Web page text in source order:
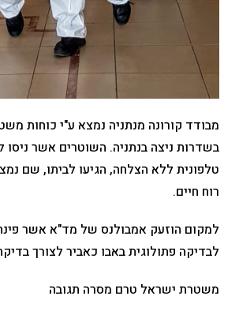
מבודד קורונה מנתניה נמצא ע"י כוחות
בשדרות ניצה בנתניה. השוטרים אשר
טלפונית ללא הצלחה, הגיעו לביתו, שם
רוח חיים.
למקום הוזעק אמבולנס של מד"א אשר
לבדיקה פתולוגית באבו כאביר לצורך
משטרת ישראל טרם מסרה תגובה